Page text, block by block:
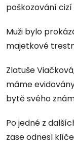
poškozování cizí
Muži bylo
majetkové
Zlatuše
máme
bytě svého
Po jedné z
zase odnesl